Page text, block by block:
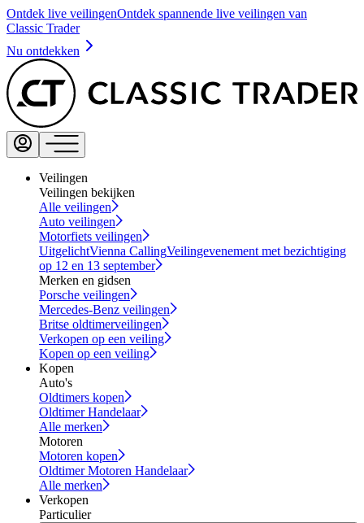
Ontdek live veilingenOntdek spannende live veilingen van
Classic Trader
Nu ontdekken
Veilingen
Veilingen bekijken
Alle veilingen
Auto veilingen
Motorfiets veilingen
UitgelichtVienna CallingVeilingevenement met bezichtiging
op 12 en 13 september
Merken en gidsen
Porsche veilingen
Mercedes-Benz veilingen
Britse oldtimerveilingen
Verkopen op een veiling
Kopen op een veiling
Kopen
Auto's
Oldtimers kopen
Oldtimer Handelaar
Alle merken
Motoren
Motoren kopen
Oldtimer Motoren Handelaar
Alle merken
Verkopen
Particulier